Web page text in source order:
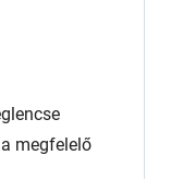
megfelelő